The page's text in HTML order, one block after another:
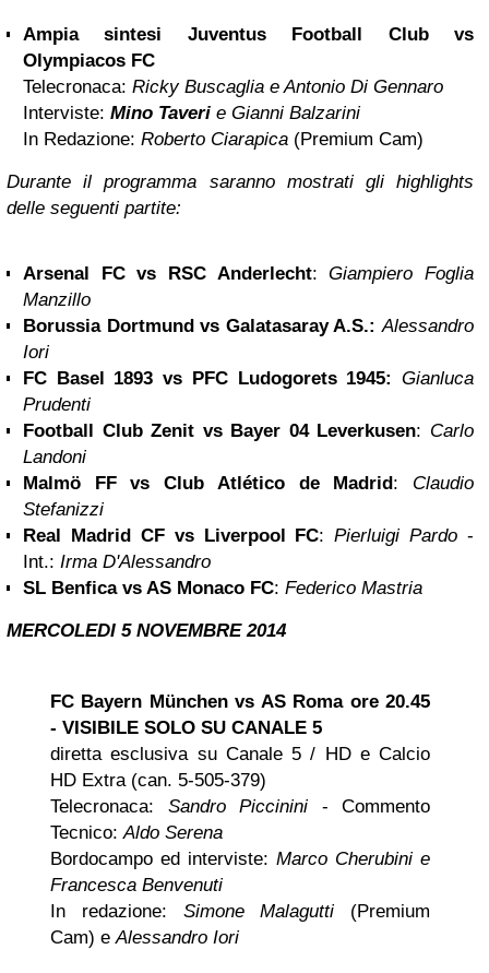
Ampia sintesi Juventus Football Club vs
Olympiacos FC
Telecronaca: Ricky Buscaglia e Antonio Di Gennaro
Interviste: Mino Taveri e Gianni Balzarini
In Redazione: Roberto Ciarapica (Premium Cam)
Durante il programma saranno mostrati gli highlights
delle seguenti partite:
Arsenal FC vs RSC Anderlecht:Giampiero Foglia
Manzillo
Borussia Dortmundvs Galatasaray A.S.: Alessandro
Iori
FC Basel 1893 vs PFC Ludogorets 1945: Gianluca
Prudenti
Football Club Zenit vs Bayer 04 Leverkusen: Carlo
Landoni
Malmö FF vs Club Atlético de Madrid: Claudio
Stefanizzi
Real Madrid CF vs Liverpool FC:Pierluigi Pardo -
Int.: Irma D'Alessandro
SL Benfica vs AS Monaco FC: Federico Mastria
MERCOLEDI 5 NOVEMBRE 2014
FC Bayern München vs AS Romaore 20.45
- VISIBILE SOLO SU CANALE 5
diretta esclusiva su Canale 5 / HD e Calcio
HD Extra (can. 5-505-379)
Telecronaca: Sandro Piccinini - Commento
Tecnico:Aldo Serena
Bordocampo ed interviste: Marco Cherubini e
Francesca Benvenuti
In redazione: Simone Malagutti (Premium
Cam) eAlessandro Iori